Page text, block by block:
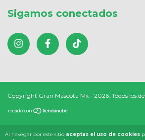
Al navegar por este sitio aceptas el uso de cookies
Sigamos conectados
Copyright Gran Mascota Mx - 2026. Todos los